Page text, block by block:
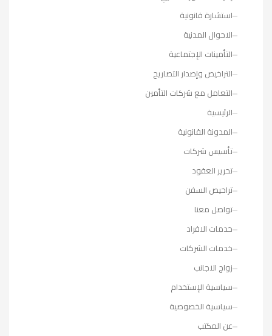
استشارة قانونية
الاحوال المدنية
التأمينات الإجتماعية
التراخيص وإصدار التصاريح
التعامل مع شركات التأمين
الرئيسية
المدونة القانونية
تأسيس شركات
تحرير العقود
تراخيص السفن
تواصل معنا
خدمات الافراد
خدمات الشركات
زواج الاجانب
سياسية الإستخدام
سياسية الخصوصية
عن المكتب